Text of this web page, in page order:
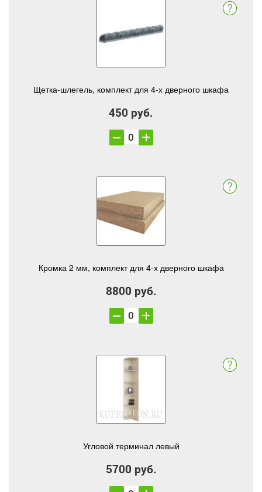
Щетка-шлегель, комплект для 4-х дверного шкафа
450 руб.
Кромка 2 мм, комплект для 4-х дверного шкафа
8800 руб.
Угловой терминал левый
5700 руб.